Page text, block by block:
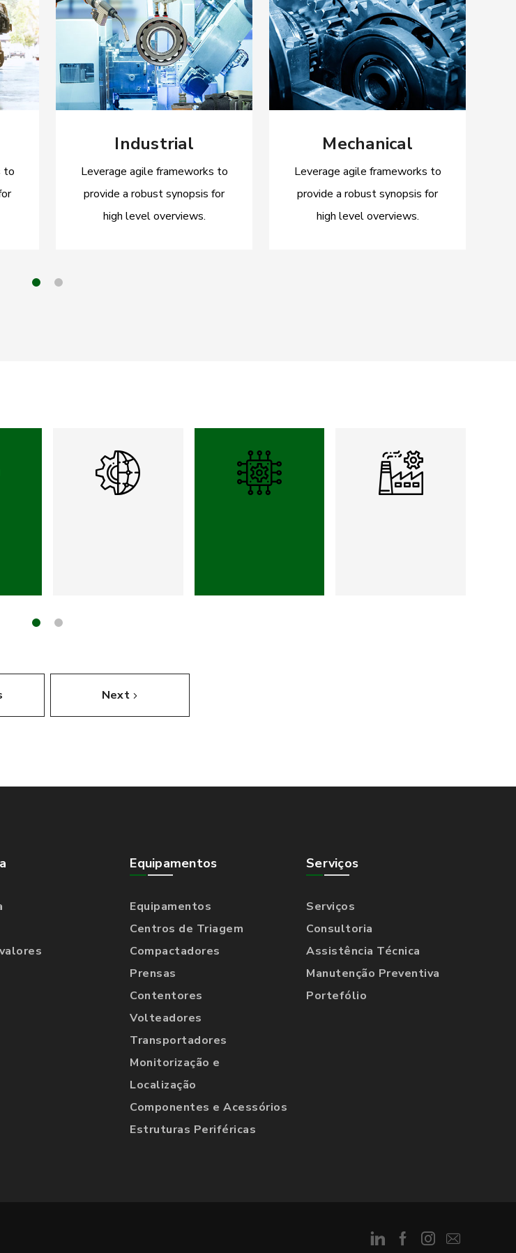
to
Industrial
Leverage agile frameworks to
provide a robust synopsis for
high level overviews.
Mechanical
Leverage agile frameworks to
provide a robust synopsis for
high level overviews.
Next
Equipamentos
Equipamentos
Centros de Triagem
Compactadores
Prensas
Contentores
Volteadores
Transportadores
Monitorização e
Localização
Componentes e Acessórios
Estruturas Periféricas
Serviços
Serviços
Consultoria
Assistência Técnica
Manutenção Preventiva
Portefólio